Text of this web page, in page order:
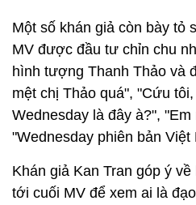
Một số khán giả còn bày tỏ
MV được đầu tư chỉn chu
hình tượng Thanh Thảo và
mệt chị Thảo quá", "Cứu
Wednesday là đây à?",
"Wednesday phiên bản Việt
Khán giả Kan Tran góp ý
tới cuối MV để xem ai là